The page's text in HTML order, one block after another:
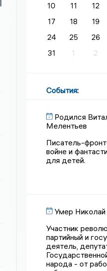
10
11 12
17
18 19
24
25 26
31
1 2
События:
Родился
Мелентьев
Писатель-
войне и
для детей.
Умер
Участник
партийный и
деятель,
народа - от